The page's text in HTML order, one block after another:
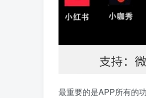
最重要的是APP所有的